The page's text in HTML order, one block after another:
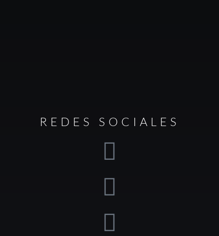
REDES SOCIALES